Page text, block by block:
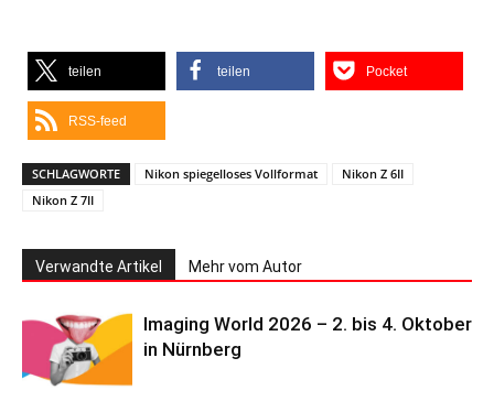
teilen teilen Pocket
RSS-feed
SCHLAGWORTE Nikon spiegelloses Vollformat
Nikon Z 6II
Nikon Z 7II
Verwandte Artikel Mehr vom Autor
Imaging World 2026 – 2. bis 4. Oktober
in Nürnberg